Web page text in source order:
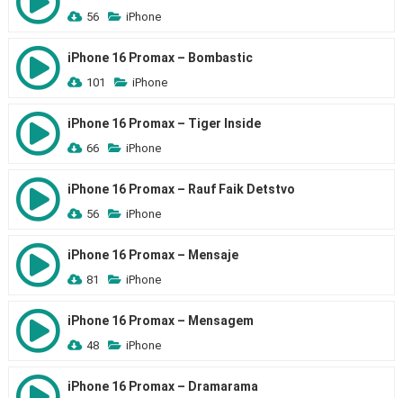
56 iPhone
iPhone 16 Promax – Bombastic
101 iPhone
iPhone 16 Promax – Tiger Inside
66 iPhone
iPhone 16 Promax – Rauf Faik Detstvo
56 iPhone
iPhone 16 Promax – Mensaje
81 iPhone
iPhone 16 Promax – Mensagem
48 iPhone
iPhone 16 Promax – Dramarama